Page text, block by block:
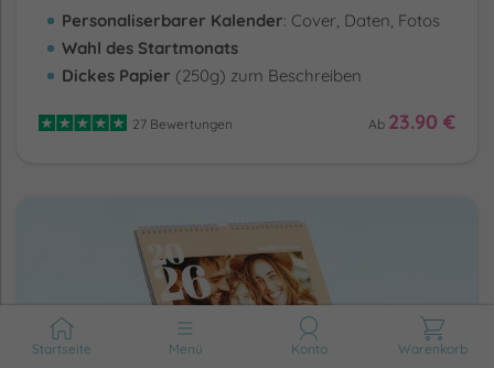
Startseite Menü Konto Warenkorb
Personaliserbarer Kalender: Cover, Daten, Fotos
Wahl des Startmonats
Dickes Papier (250g) zum Beschreiben
27 Bewertungen Ab 23.90 €